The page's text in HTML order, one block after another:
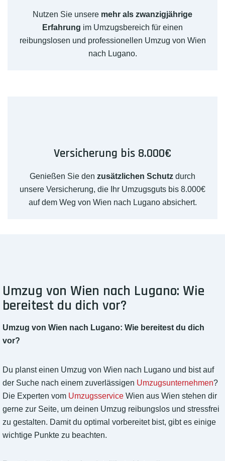
Nutzen Sie unsere mehr als zwanzigjährige
Erfahrung im Umzugsbereich für einen
reibungslosen und professionellen Umzug von Wien
nach Lugano.
Versicherung bis 8.000€
Genießen Sie den zusätzlichen Schutz durch
unsere Versicherung, die Ihr Umzugsguts bis 8.000€
auf dem Weg von Wien nach Lugano absichert.
Umzug von Wien nach Lugano: Wie
bereitest du dich vor?
Umzug von Wien nach Lugano: Wie bereitest du dich
vor?
Du planst einen Umzug von Wien nach Lugano und bist auf
der Suche nach einem zuverlässigen Umzugsunternehmen?
Die Experten vom Umzugsservice Wien aus Wien stehen dir
gerne zur Seite, um deinen Umzug reibungslos und stressfrei
zu gestalten. Damit du optimal vorbereitet bist, gibt es einige
wichtige Punkte zu beachten.